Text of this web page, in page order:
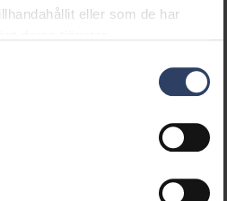
eller som de har
4338542